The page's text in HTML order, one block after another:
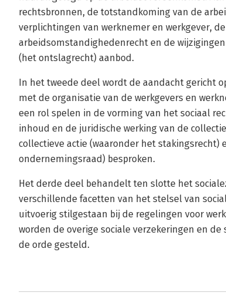
rechtsbronnen, de totstandkoming van de
verplichtingen van werknemer en werkgever,
arbeidsomstandighedenrecht en de
(het ontslagrecht) aanbod.
In het tweede deel wordt de aandacht gericht
met de organisatie van de werkgevers­ en
een rol spelen in de vorming van het sociaal
inhoud en de juridische werking van de
collectieve actie (waaronder het stakingsrecht)
ondernemingsraad) besproken.
Het derde deel behandelt ten slotte het
verschillende facetten van het stelsel van
uitvoerig stilgestaan bij de regelingen voor
worden de overige sociale verzekeringen en
de orde gesteld.